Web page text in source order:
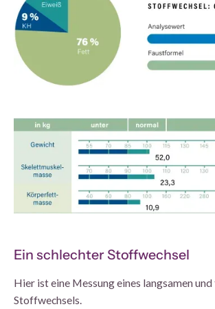
Ein schlechter Stoffwechsel
Hier ist eine Messung eines langsamen
Stoffwechsels.